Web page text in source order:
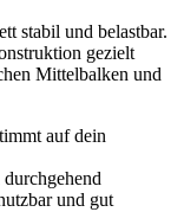
stabil und belastbar.
gezielt
Mittelbalken und
auf dein
und gut